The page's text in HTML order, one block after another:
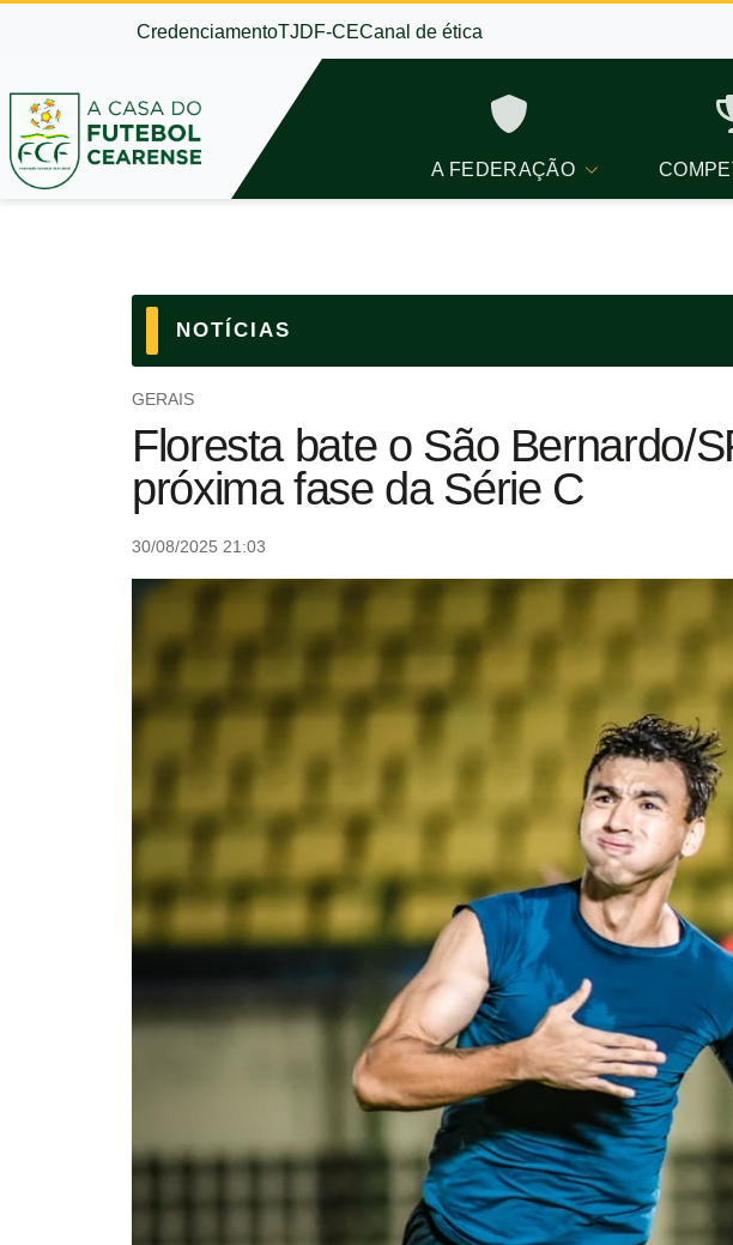
CredenciamentoTJDF-CECanal de ética
A FEDERAÇÃO
NOTÍCIAS
GERAIS
Floresta bate o São Bernardo/
próxima fase da Série C
30/08/2025 21:03